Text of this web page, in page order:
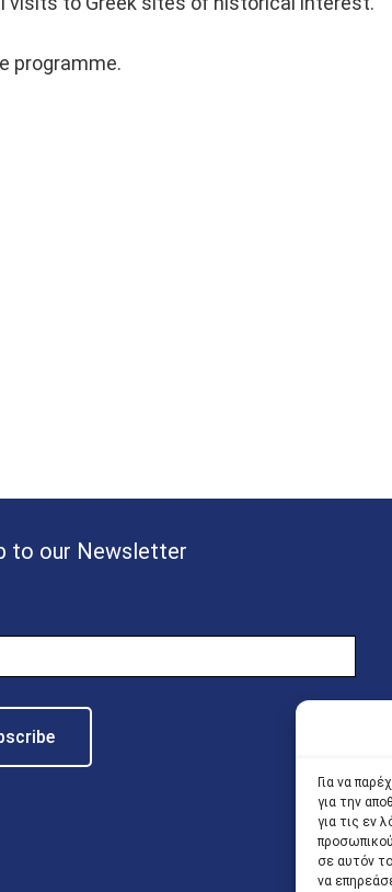
Για να
για την
για τις εν
σε αυτόν
να
programme.
to our Newsletter